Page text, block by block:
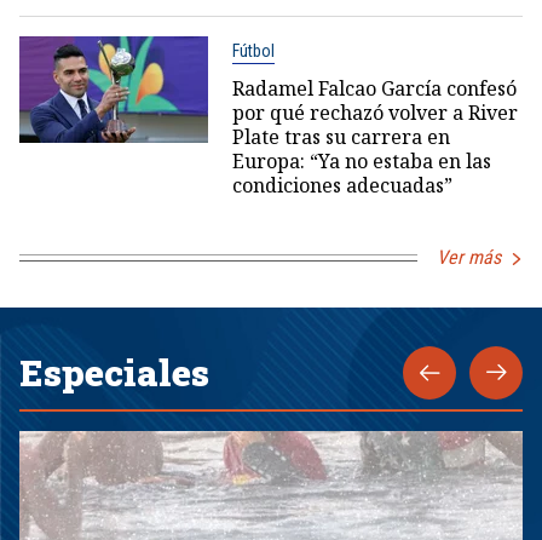
Fútbol
Radamel Falcao García confesó
por qué rechazó volver a River
Plate tras su carrera en
Europa: “Ya no estaba en las
condiciones adecuadas”
Ver más
Especiales